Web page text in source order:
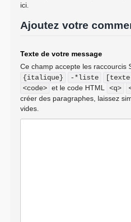
ici.
Ajoutez votre
Texte de votre message
Ce champ accepte les raccourcis
{italique}
-*liste
<code> et le code HTML <q>
créer des paragraphes, laissez
vides.